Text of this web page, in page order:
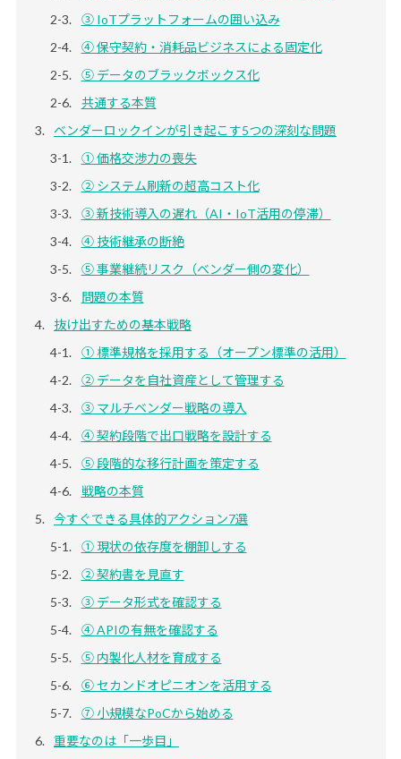
③ IoTプラットフォームの囲い込み
④ 保守契約・消耗品ビジネスによる固定化
⑤ データのブラックボックス化
共通する本質
ベンダーロックインが引き起こす5つの深刻な問題
① 価格交渉力の喪失
② システム刷新の超高コスト化
③ 新技術導入の遅れ（AI・IoT活用の停滞）
④ 技術継承の断絶
⑤ 事業継続リスク（ベンダー側の変化）
問題の本質
抜け出すための基本戦略
① 標準規格を採用する（オープン標準の活用）
② データを自社資産として管理する
③ マルチベンダー戦略の導入
④ 契約段階で出口戦略を設計する
⑤ 段階的な移行計画を策定する
戦略の本質
今すぐできる具体的アクション7選
① 現状の依存度を棚卸しする
② 契約書を見直す
③ データ形式を確認する
④ APIの有無を確認する
⑤ 内製化人材を育成する
⑥ セカンドオピニオンを活用する
⑦ 小規模なPoCから始める
重要なのは「一歩目」